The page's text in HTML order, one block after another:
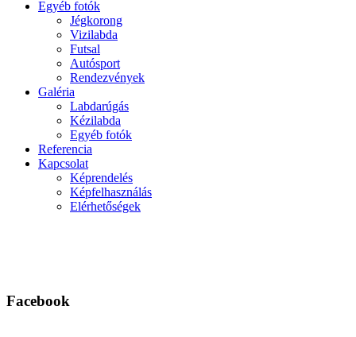
Egyéb fotók
Jégkorong
Vizilabda
Futsal
Autósport
Rendezvények
Galéria
Labdarúgás
Kézilabda
Egyéb fotók
Referencia
Kapcsolat
Képrendelés
Képfelhasználás
Elérhetőségek
Facebook